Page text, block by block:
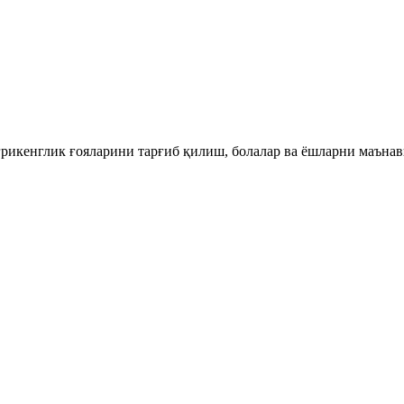
ғояларини тарғиб қилиш, болалар ва ёшларни